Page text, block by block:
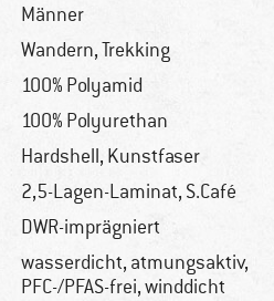
Männer
Wandern, Trekking
100% Polyamid
100% Polyurethan
Hardshell, Kunstfaser
2,5-Lagen-Laminat, S.Café
DWR-imprägniert
wasserdicht, atmungsaktiv,
PFC-/PFAS-frei, winddicht